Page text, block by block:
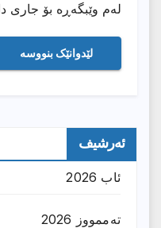
لەم وێبگەڕە بۆ جاری
ئەرشیف
ئاب 2026
تەممووز 2026